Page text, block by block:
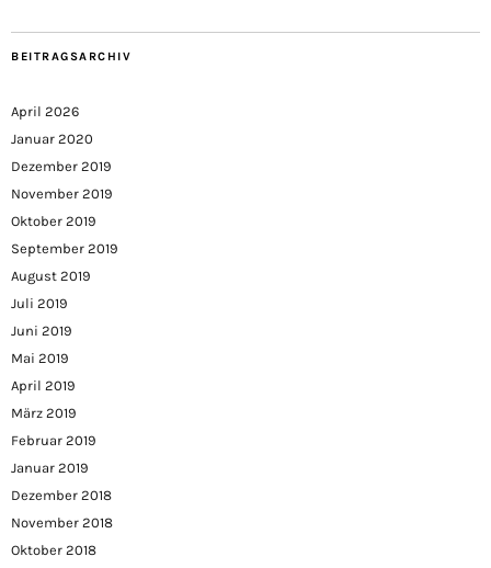
BEITRAGSARCHIV
April 2026
Januar 2020
Dezember 2019
November 2019
Oktober 2019
September 2019
August 2019
Juli 2019
Juni 2019
Mai 2019
April 2019
März 2019
Februar 2019
Januar 2019
Dezember 2018
November 2018
Oktober 2018